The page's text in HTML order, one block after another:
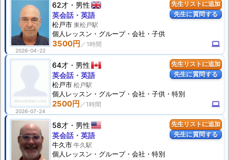
先生リストに追加
先生に質問する
2026-04-22
62才 男性
3500円 computer
英会話・英語
松戸市 東松戸駅
個人 レッスン ・グループ・会社・子供
先生リストに追加
先生に質問する
2026-07-24
64才 男性
2500円 computer
英会話・英語
松戸市 松戸駅
個人 レッスン ・グループ・会社・子供・特別
先生リストに追加
先生に質問する
58才 男性
英会話・英語
牛久市 牛久駅
個人 レッスン ・グループ・会社・特別